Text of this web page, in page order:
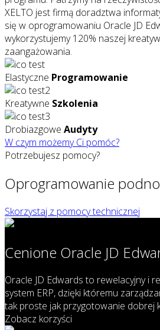
XELTO jest firmą doradztwa
się w oprogramowaniu Oracle JD
wykorzystujemy 120% naszej
zaangażowania.
Elastyczne Programowanie
Kreatywne Szkolenia
Drobiazgowe Audyty
W czym możemy Ci pomóc?
Potrzebujesz pomocy?
Oprogramowanie
Skorzystaj z pomocy technicznej
Cenione Oracle JD
Oracle JD Edwards to rewelacyjny i
system ERP, dzięki któremu
tak proste jak przygotowanie dobrej
Zobacz korzyści